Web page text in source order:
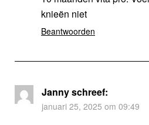
knieën niet
Beantwoorden
Jannyschreef:
januari 25, 2025 om 09:49